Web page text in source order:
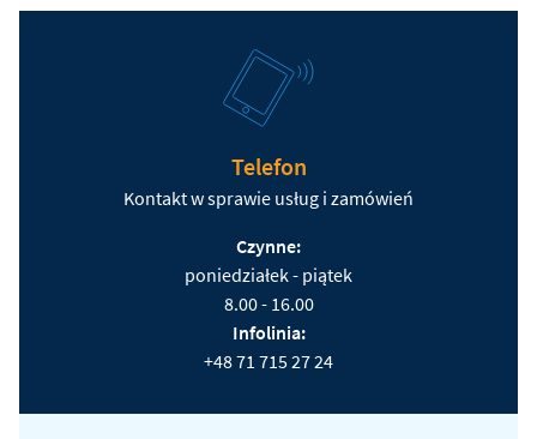
Telefon
Kontakt w sprawie usług i zamówień
Czynne:
poniedziałek - piątek
8.00 - 16.00
Infolinia:
+48 71 715 27 24